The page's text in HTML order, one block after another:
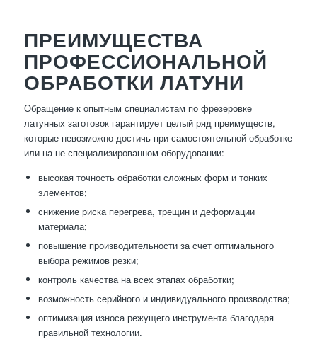
ПРЕИМУЩЕСТВА
ПРОФЕССИОНАЛЬНОЙ
ОБРАБОТКИ ЛАТУНИ
Обращение к опытным специалистам по фрезеровке
латунных заготовок гарантирует целый ряд преимуществ,
которые невозможно достичь при самостоятельной обработке
или на не специализированном оборудовании:
высокая точность обработки сложных форм и тонких
элементов;
снижение риска перегрева, трещин и деформации
материала;
повышение производительности за счет оптимального
выбора режимов резки;
контроль качества на всех этапах обработки;
возможность серийного и индивидуального производства;
оптимизация износа режущего инструмента благодаря
правильной технологии.